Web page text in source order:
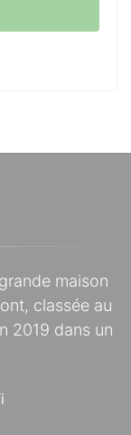
maison
classée au
2019 dans un